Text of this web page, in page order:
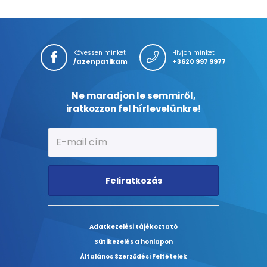
Kövessen minket
/azenpatikam
Hívjon minket
+3620 997 9977
Ne maradjon le semmiről,
iratkozzon fel hírlevelünkre!
Feliratkozás
Adatkezelési tájékoztató
Sütikezelés a honlapon
Általános Szerződési Feltételek